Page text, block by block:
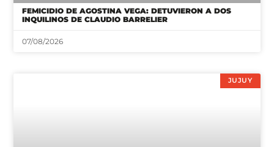
FEMICIDIO DE AGOSTINA VEGA: DETUVIERON A DOS
INQUILINOS DE CLAUDIO BARRELIER
07/08/2026
JUJUY